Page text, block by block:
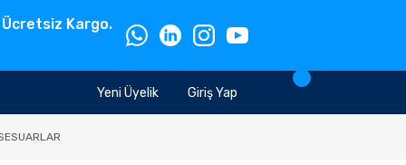
Kargo.
Giriş Yap
Yeni Üyelik